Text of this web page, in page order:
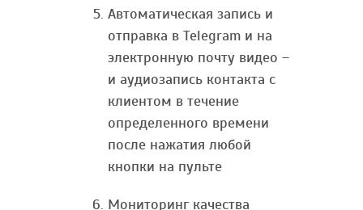
Автоматическая запись и
отправка в Telegram и на
электронную почту видео –
и аудиозапись контакта с
клиентом в течение
определенного времени
после нажатия любой
кнопки на пульте
Мониторинг качества